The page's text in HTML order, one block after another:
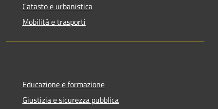
Catasto e urbanistica
Mobilità e trasporti
Educazione e formazione
Giustizia e sicurezza pubblica